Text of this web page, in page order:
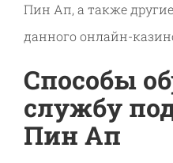
Пин Ап, а также
данного онлайн-
Способы
службу
Пин Ап